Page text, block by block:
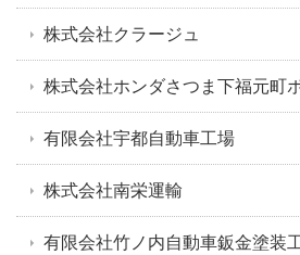
株式会社クラージュ
株式会社ホンダさつま下福元町
有限会社宇都自動車工場
株式会社南栄運輸
有限会社竹ノ内自動車鈑金塗装